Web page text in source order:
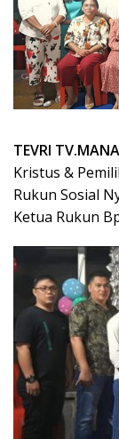
TEVRI
Kristus &
Rukun Sosial
Ketua Rukun